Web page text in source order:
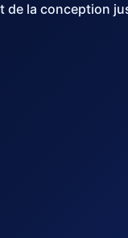
de la conception